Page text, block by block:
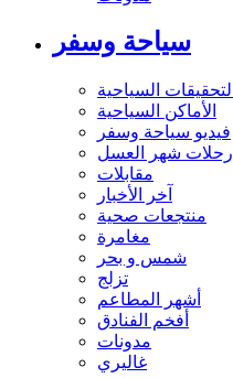
سياحة وسفر
التحقيقات السياحية
الأماكن السياحية
فيديو سياحة وسفر
رحلات شهر العسل
مقابلات
آخر الأخبار
منتجعات صحية
مغامرة
شمس و بحر
تزلج
أشهر المطاعم
أفخم الفنادق
مدونات
غاليري